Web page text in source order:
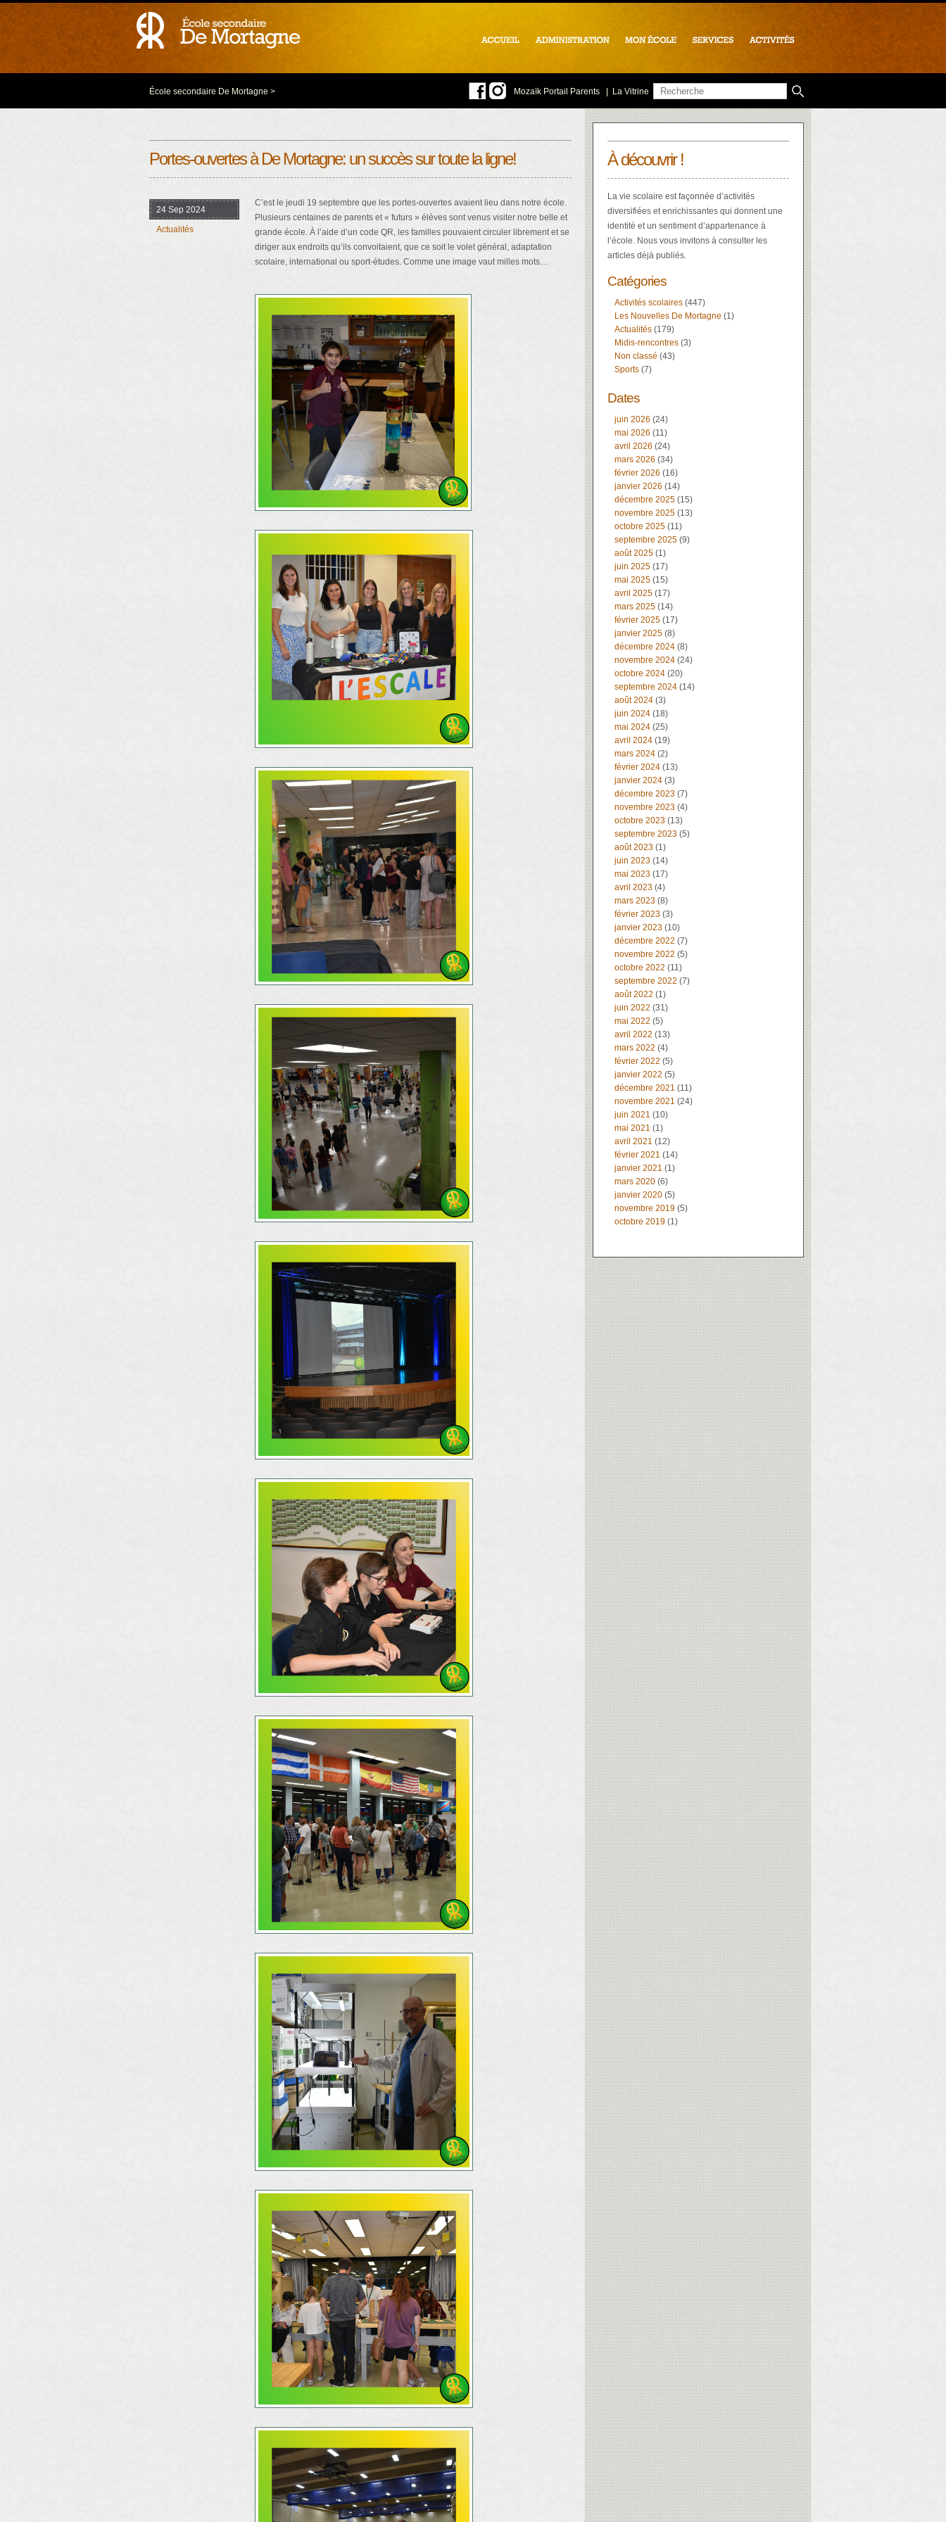
École secondaire De Mortagne > Mozaïk Portail Parents La Vitrine
Portes-ouvertes à De Mortagne: un succès sur toute la ligne!
24 Sep 2024
Actualités
C’est le jeudi 19 septembre que les portes-ouvertes avaient lieu dans notre école.
Plusieurs centaines de parents et « futurs » élèves sont venus visiter notre belle et
grande école. À l’aide d’un code QR, les familles pouvaient circuler librement et se
diriger aux endroits qu’ils convoitaient, que ce soit le volet général, adaptation
scolaire, international ou sport-études. Comme une image vaut milles mots…
À découvrir !
La vie scolaire est façonnée d’activités
diversifiées et enrichissantes qui donnent une
identité et un sentiment d’appartenance à
l’école. Nous vous invitons à consulter les
articles déjà publiés.
Catégories
Activités scolaires (447)
Les Nouvelles De Mortagne (1)
Actualités (179)
Midis-rencontres (3)
Non classé (43)
Sports (7)
Dates
juin 2026 (24)
mai 2026 (11)
avril 2026 (24)
mars 2026 (34)
février 2026 (16)
janvier 2026 (14)
décembre 2025 (15)
novembre 2025 (13)
octobre 2025 (11)
septembre 2025 (9)
août 2025 (1)
juin 2025 (17)
mai 2025 (15)
avril 2025 (17)
mars 2025 (14)
février 2025 (17)
janvier 2025 (8)
décembre 2024 (8)
novembre 2024 (24)
octobre 2024 (20)
septembre 2024 (14)
août 2024 (3)
juin 2024 (18)
mai 2024 (25)
avril 2024 (19)
mars 2024 (2)
février 2024 (13)
janvier 2024 (3)
décembre 2023 (7)
novembre 2023 (4)
octobre 2023 (13)
septembre 2023 (5)
août 2023 (1)
juin 2023 (14)
mai 2023 (17)
avril 2023 (4)
mars 2023 (8)
février 2023 (3)
janvier 2023 (10)
décembre 2022 (7)
novembre 2022 (5)
octobre 2022 (11)
septembre 2022 (7)
août 2022 (1)
juin 2022 (31)
mai 2022 (5)
avril 2022 (13)
mars 2022 (4)
février 2022 (5)
janvier 2022 (5)
décembre 2021 (11)
novembre 2021 (24)
juin 2021 (10)
mai 2021 (1)
avril 2021 (12)
février 2021 (14)
janvier 2021 (1)
mars 2020 (6)
janvier 2020 (5)
novembre 2019 (5)
octobre 2019 (1)